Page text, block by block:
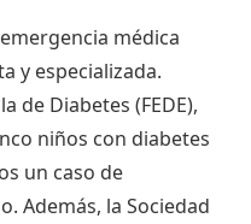
médica
y especializada.
de Diabetes (FEDE),
niños con diabetes
un caso de
Además, la Sociedad